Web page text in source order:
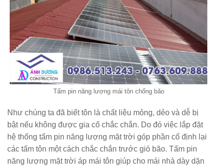
Tấm pin năng lượng mái tôn chống bão
Như chúng ta đã biết tôn là chất liệu mỏng, dẻo và dễ bị
bật nếu không được gia cố chắc chắn. Do đó việc lắp đặt
hệ thống tấm pin năng lượng mặt trời góp phần cố định lại
các tấm tôn một cách chắc chắn trước gió bão. Tấm pin
năng lượng mặt trời áp mái tôn giúp cho mái nhà dày dặn